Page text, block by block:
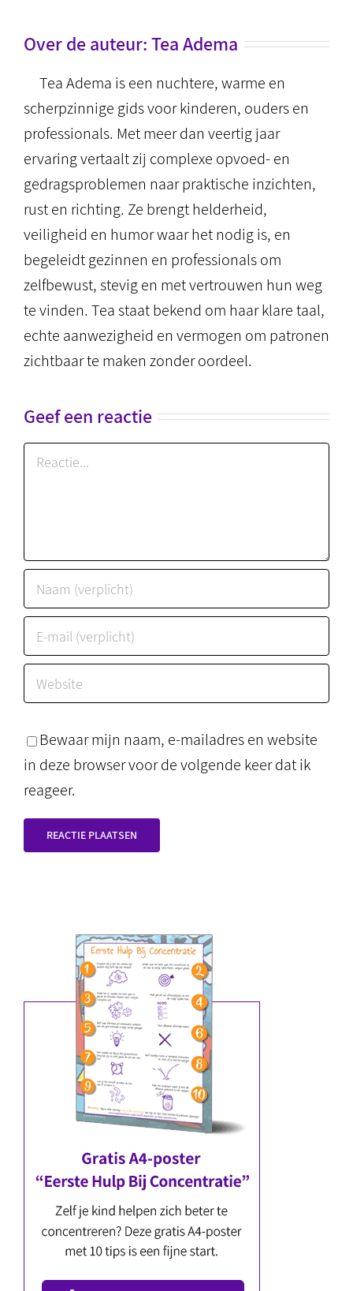
Over de auteur:Tea Adema
Tea Adema is een nuchtere, warme en
scherpzinnige gids voor kinderen, ouders en
professionals. Met meer dan veertig jaar
ervaring vertaalt zij complexe opvoed- en
gedragsproblemen naar praktische inzichten,
rust en richting. Ze brengt helderheid,
veiligheid en humor waar het nodig is, en
begeleidt gezinnen en professionals om
zelfbewust, stevig en met vertrouwen hun weg
te vinden. Tea staat bekend om haar klare taal,
echte aanwezigheid en vermogen om patronen
zichtbaar te maken zonder oordeel.
Geef een reactie
Reactie
Bewaar mijn naam, e-mailadres en website
in deze browser voor de volgende keer dat ik
reageer.